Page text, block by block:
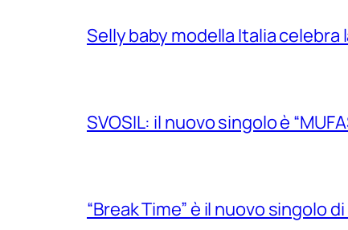
Selly baby modella Italia celebra
SVOSIL: il nuovo singolo è
“Break Time” è il nuovo singolo